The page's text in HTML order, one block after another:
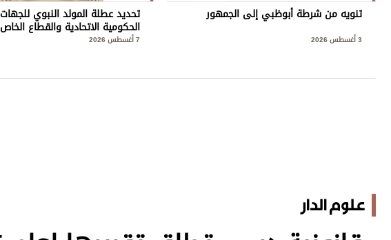
تنويه من شرطة أبوظبي إلى الجمهور
3 أغسطس 2026
تحديد عطلة المولد النبوي للجهات
الحكومية الاتحادية والقطاع الخاص
7 أغسطس 2026
علوم الدار